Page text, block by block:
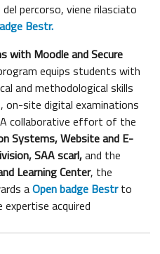
percorso, viene rilasciato
Bestr.
with Moodle and Secure
equips students with
and methodological skills
on-site digital examinations
collaborative effort of the
Systems, Website and E-
SAA scarl,and the
Learning Center, the
aOpen badge Bestrto
acquired